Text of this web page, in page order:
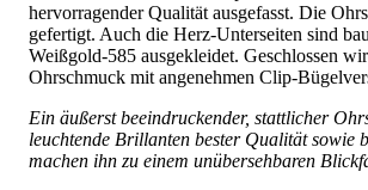
hervorragender Qualität ausgefasst. Die
gefertigt. Auch die Herz-Unterseiten sind
Weißgold-585 ausgekleidet. Geschlossen
Ohrschmuck mit angenehmen Clip-
Ein äußerst beeindruckender, stattlicher
leuchtende Brillanten bester Qualität sowie
machen ihn zu einem unübersehbaren